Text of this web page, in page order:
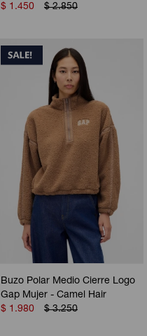
$ 1.450 $ 2.850
Buzo Polar Medio Cierre Logo
Gap Mujer - Camel Hair
$ 1.980 $ 3.250